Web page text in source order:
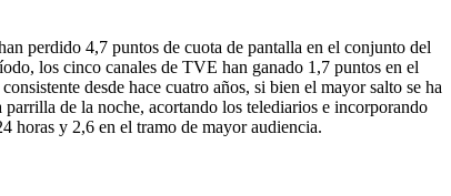
perdido 4,7 puntos de cuota de pantalla en el conjunto del
los cinco canales de TVE han ganado 1,7 puntos en el
desde hace cuatro años, si bien el mayor salto se ha
de la noche, acortando los telediarios e incorporando
horas y 2,6 en el tramo de mayor audiencia.